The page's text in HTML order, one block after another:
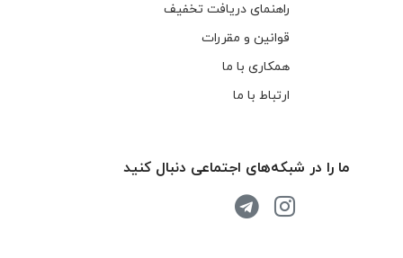
راهنمای دریافت تخفیف
قوانین و مقررات
همکاری با ما
ارتباط با ما
ما را در شبکه‌های اجتماعی دنبال کنید